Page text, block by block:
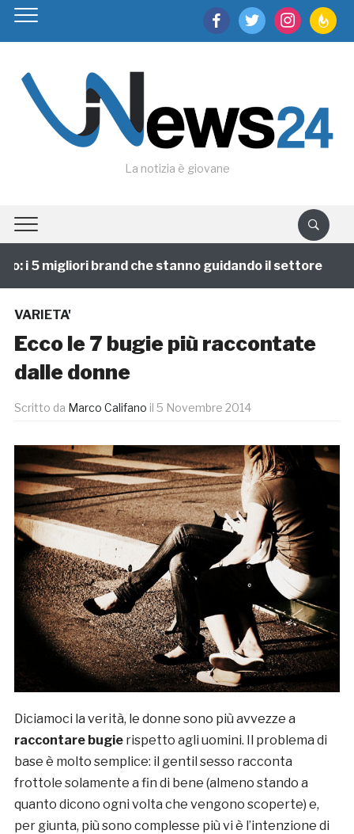
facebooktwitter instagram
La notizia è giovane
i 5 migliori brand che stanno guidando il settore
VARIETA'
Ecco le 7 bugie più raccontate
dalle donne
Scritto da Marco Califano il 5 Novembre 2014
Diciamoci la verità, le donne sono più avvezze a
raccontare bugierispetto agli uomini. Il problema di
base è molto semplice: il gentil sesso racconta
frottole solamente a fin di bene (almeno stando a
quanto dicono ogni volta che vengono scoperte) e,
per giunta, più sono complesse più vi è l’intenzione di